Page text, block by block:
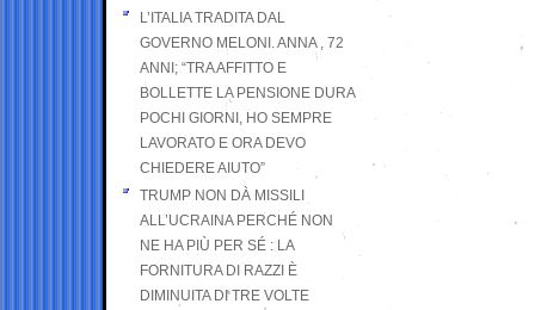
L’ITALIA TRADITA DAL
GOVERNO MELONI. ANNA , 72
ANNI; “TRA AFFITTO E
BOLLETTE LA PENSIONE DURA
POCHI GIORNI, HO SEMPRE
LAVORATO E ORA DEVO
CHIEDERE AIUTO”
TRUMP NON DÀ MISSILI
ALL’UCRAINA PERCHÉ NON
NE HA PIÙ PER SÉ : LA
FORNITURA DI RAZZI È
DIMINUITA DI TRE VOLTE